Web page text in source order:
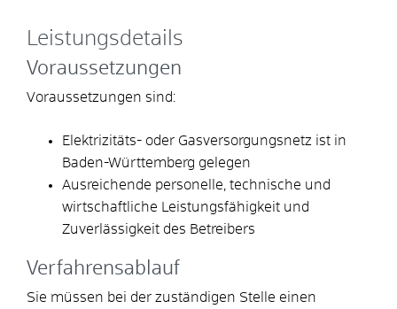
Leistungsdetails
Voraussetzungen
Voraussetzungen sind:
Elektrizitäts- oder Gasversorgungsnetz ist in
Baden-Württemberg gelegen
Ausreichende personelle, technische und
wirtschaftliche Leistungsfähigkeit und
Zuverlässigkeit des Betreibers
Verfahrensablauf
Sie müssen bei der zuständigen Stelle einen